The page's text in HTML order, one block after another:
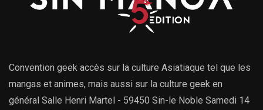
Convention geek accès sur la culture Asiatiaque tel que les
mangas et animes, mais aussi sur la culture geek en
général Salle Henri Martel - 59450 Sin-le Noble Samedi 14